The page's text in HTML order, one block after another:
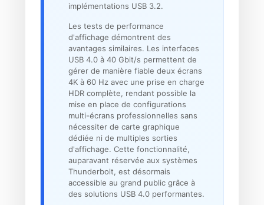
implémentations USB 3.2.
Les tests de performance
d'affichage démontrent des
avantages similaires. Les interfaces
USB 4.0 à 40 Gbit/s permettent de
gérer de manière fiable deux écrans
4K à 60 Hz avec une prise en charge
HDR complète, rendant possible la
mise en place de configurations
multi-écrans professionnelles sans
nécessiter de carte graphique
dédiée ni de multiples sorties
d'affichage. Cette fonctionnalité,
auparavant réservée aux systèmes
Thunderbolt, est désormais
accessible au grand public grâce à
des solutions USB 4.0 performantes.